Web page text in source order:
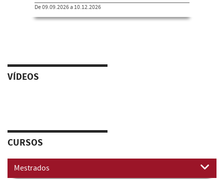
De 09.09.2026 a 10.12.2026
VÍDEOS
CURSOS
Mestrados